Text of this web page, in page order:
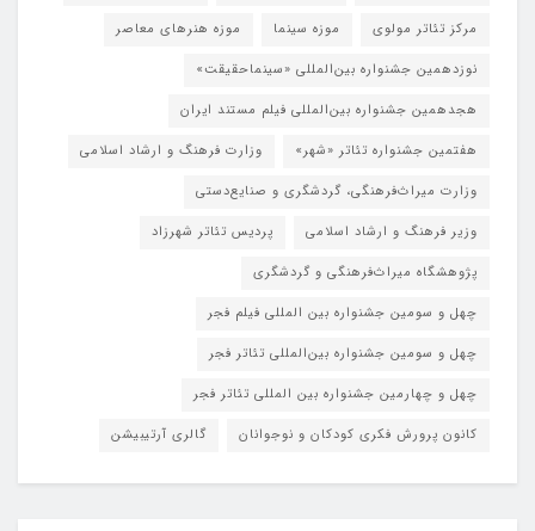
مرکز تئاتر مولوی
موزه سینما
موزه هنرهای معاصر
نوزدهمین جشنواره بین‌المللی «سینماحقیقت»
هجدهمین جشنواره بین‌المللی فیلم مستند ایران
هفتمین جشنواره تئاتر «شهر»
وزارت فرهنگ و ارشاد اسلامی
وزارت میراث‌فرهنگی، گردشگری و صنایع‌دستی
وزیر فرهنگ و ارشاد اسلامی
پردیس تئاتر شهرزاد
پژوهشگاه میراث‌فرهنگی و گردشگری
چهل و سومین جشنواره بین المللی فیلم فجر
چهل و سومین جشنواره بین‌المللی تئاتر فجر
چهل و چهارمین جشنواره بین المللی تئاتر فجر
کانون پرورش فکری کودکان و نوجوانان
گالری آرتیبیشن